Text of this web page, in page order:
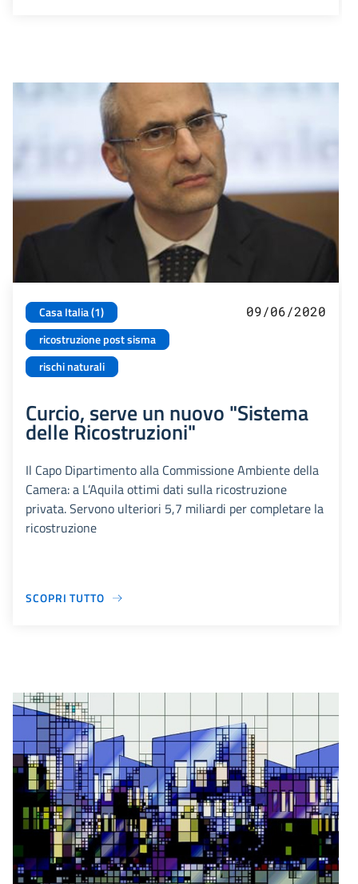
Casa Italia (1)
ricostruzione post sisma
rischi naturali
09/06/2020
Curcio, serve un nuovo "Sistema
delle Ricostruzioni"
Il Capo Dipartimento alla Commissione Ambiente della
Camera: a L’Aquila ottimi dati sulla ricostruzione
privata. Servono ulteriori 5,7 miliardi per completare la
ricostruzione
SCOPRI TUTTO